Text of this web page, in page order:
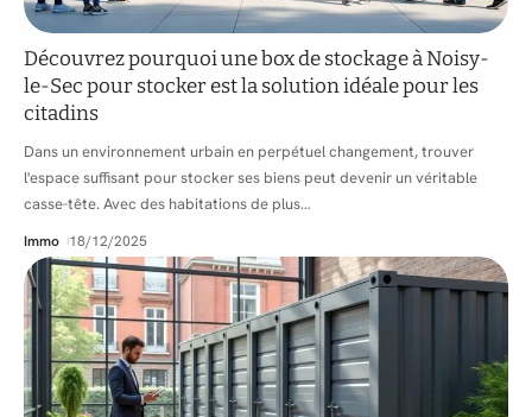
Découvrez pourquoi une box de stockage à Noisy-
le-Sec pour stocker est la solution idéale pour les
citadins
Dans un environnement urbain en perpétuel changement, trouver
l'espace suffisant pour stocker ses biens peut devenir un véritable
casse-tête. Avec des habitations de plus…
Immo 18/12/2025